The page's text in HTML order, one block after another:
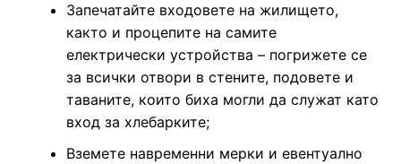
Запечатайте входовете на жилището,
както и процепите на самите
електрически устройства – погрижете се
за всички отвори в стените, подовете и
таваните, които биха могли да служат като
вход за хлебарките;
Вземете навременни мерки и евентуално